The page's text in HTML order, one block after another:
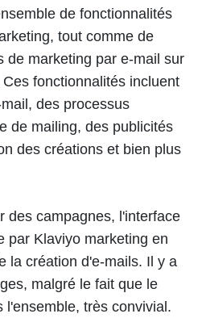
de fonctionnalités
tout comme de
de marketing par e-mail sur
fonctionnalités incluent
des processus
de mailing, des publicités
des créations et bien plus
des campagnes, l'interface
par Klaviyo marketing en
la création d'e-mails. Il y a
malgré le fait que le
l'ensemble, très convivial.